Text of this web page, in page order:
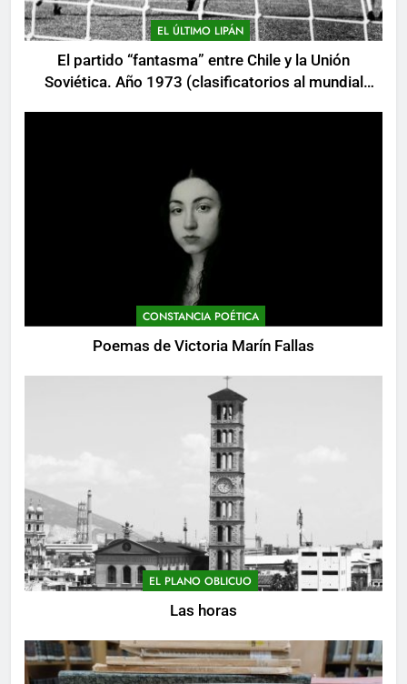
EL ÚLTIMO LIPÁN
El partido “fantasma” entre Chile y la Unión
Soviética. Año 1973 (clasificatorios al mundial
CONSTANCIA POÉTICA
Poemas de Victoria Marín Fallas
EL PLANO OBLICUO
Las horas